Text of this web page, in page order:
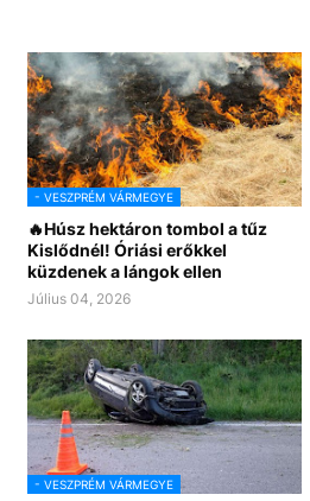
- VESZPRÉM VÁRMEGYE
🔥Húsz hektáron tombol a tűz
Kislődnél! Óriási erőkkel
küzdenek a lángok ellen
Július 04, 2026
- VESZPRÉM VÁRMEGYE